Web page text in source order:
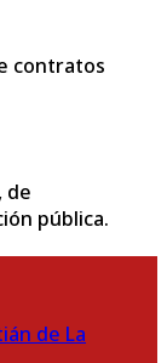
contratos
de
pública.